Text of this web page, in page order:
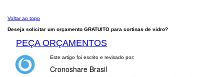
Voltar ao topo
Deseja solicitar um orçamento GRATUITO para cortinas de vidro?
PEÇA ORÇAMENTOS
Este artigo foi escrito e revisado por:
Cronoshare Brasil